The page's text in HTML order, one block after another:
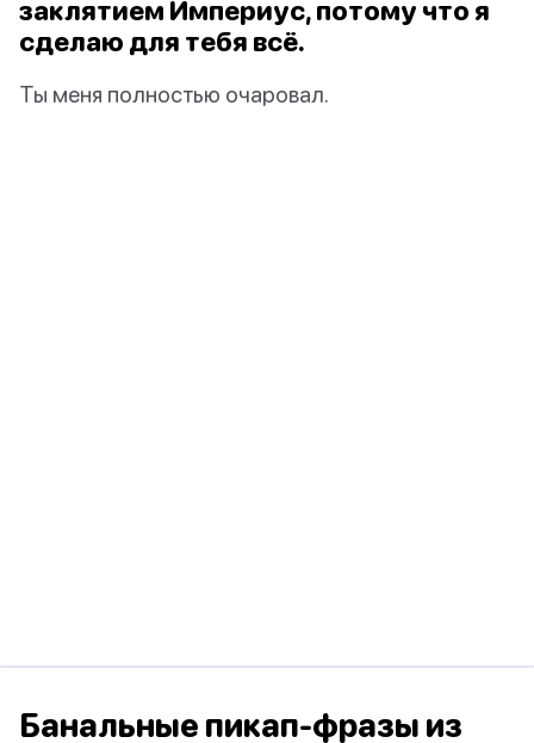
заклятием Империус, потому что я
сделаю для тебя всё.
Ты меня полностью очаровал.
Банальные пикап-фразы из